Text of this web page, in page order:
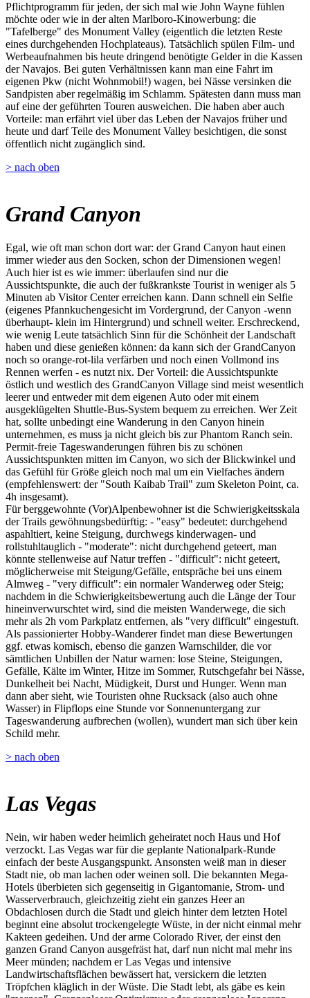
Pflichtprogramm für jeden, der sich mal wie John Wayne fühlen
möchte oder wie in der alten Marlboro-Kinowerbung: die
"Tafelberge" des Monument Valley (eigentlich die letzten Reste
eines durchgehenden Hochplateaus). Tatsächlich spülen Film- und
Werbeaufnahmen bis heute dringend benötigte Gelder in die Kassen
der Navajos. Bei guten Verhältnissen kann man eine Fahrt im
eigenen Pkw (nicht Wohnmobil!) wagen, bei Nässe versinken die
Sandpisten aber regelmäßig im Schlamm. Spätesten dann muss man
auf eine der geführten Touren ausweichen. Die haben aber auch
Vorteile: man erfährt viel über das Leben der Navajos früher und
heute und darf Teile des Monument Valley besichtigen, die sonst
öffentlich nicht zugänglich sind.
> nach oben
Grand Canyon
Egal, wie oft man schon dort war: der Grand Canyon haut einen
immer wieder aus den Socken, schon der Dimensionen wegen!
Auch hier ist es wie immer: überlaufen sind nur die
Aussichtspunkte, die auch der fußkrankste Tourist in weniger als 5
Minuten ab Visitor Center erreichen kann. Dann schnell ein Selfie
(eigenes Pfannkuchengesicht im Vordergrund, der Canyon -wenn
überhaupt- klein im Hintergrund) und schnell weiter. Erschreckend,
wie wenig Leute tatsächlich Sinn für die Schönheit der Landschaft
haben und diese genießen können: da kann sich der GrandCanyon
noch so orange-rot-lila verfärben und noch einen Vollmond ins
Rennen werfen - es nutzt nix. Der Vorteil: die Aussichtspunkte
östlich und westlich des GrandCanyon Village sind meist wesentlich
leerer und entweder mit dem eigenen Auto oder mit einem
ausgeklügelten Shuttle-Bus-System bequem zu erreichen. Wer Zeit
hat, sollte unbedingt eine Wanderung in den Canyon hinein
unternehmen, es muss ja nicht gleich bis zur Phantom Ranch sein.
Permit-freie Tageswanderungen führen bis zu schönen
Aussichtspunkten mitten im Canyon, wo sich der Blickwinkel und
das Gefühl für Größe gleich noch mal um ein Vielfaches ändern
(empfehlenswert: der "South Kaibab Trail" zum Skeleton Point, ca.
4h insgesamt).
Für berggewohnte (Vor)Alpenbewohner ist die Schwierigkeitsskala
der Trails gewöhnungsbedürftig: - "easy" bedeutet: durchgehend
aspahltiert, keine Steigung, durchwegs kinderwagen- und
rollstuhltauglich - "moderate": nicht durchgehend geteert, man
könnte stellenweise auf Natur treffen - "difficult": nicht geteert,
möglicherweise mit Steigung/Gefälle, entspräche bei uns einem
Almweg - "very difficult": ein normaler Wanderweg oder Steig;
nachdem in die Schwierigkeitsbewertung auch die Länge der Tour
hineinverwurschtet wird, sind die meisten Wanderwege, die sich
mehr als 2h vom Parkplatz entfernen, als "very difficult" eingestuft.
Als passionierter Hobby-Wanderer findet man diese Bewertungen
ggf. etwas komisch, ebenso die ganzen Warnschilder, die vor
sämtlichen Unbillen der Natur warnen: lose Steine, Steigungen,
Gefälle, Kälte im Winter, Hitze im Sommer, Rutschgefahr bei Nässe,
Dunkelheit bei Nacht, Müdigkeit, Durst und Hunger. Wenn man
dann aber sieht, wie Touristen ohne Rucksack (also auch ohne
Wasser) in Flipflops eine Stunde vor Sonnenuntergang zur
Tageswanderung aufbrechen (wollen), wundert man sich über kein
Schild mehr.
> nach oben
Las Vegas
Nein, wir haben weder heimlich geheiratet noch Haus und Hof
verzockt. Las Vegas war für die geplante Nationalpark-Runde
einfach der beste Ausgangspunkt. Ansonsten weiß man in dieser
Stadt nie, ob man lachen oder weinen soll. Die bekannten Mega-
Hotels überbieten sich gegenseitig in Gigantomanie, Strom- und
Wasserverbrauch, gleichzeitig zieht ein ganzes Heer an
Obdachlosen durch die Stadt und gleich hinter dem letzten Hotel
beginnt eine absolut trockengelegte Wüste, in der nicht einmal mehr
Kakteen gedeihen. Und der arme Colorado River, der einst den
ganzen Grand Canyon ausgefräst hat, darf nun nicht mal mehr ins
Meer münden; nachdem er Las Vegas und intensive
Landwirtschaftsflächen bewässert hat, versickern die letzten
Tröpfchen kläglich in der Wüste. Die Stadt lebt, als gäbe es kein